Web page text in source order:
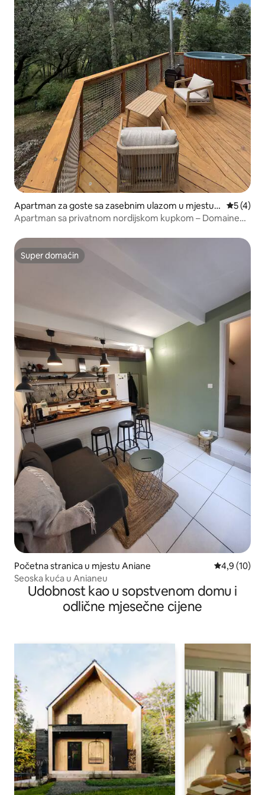
Apartman za goste sa zasebnim ulazom u mjestu
Aniane
5 (4)
Apartman sa privatnom nordijskom kupkom – Domaine
Super domaćin
Super domaćin
Početna stranica u mjestu Aniane prosječna
4,9 (10)
Seoska kuća u Anianeu
Udobnost kao u sopstvenom domu i
odlične mjesečne cijene